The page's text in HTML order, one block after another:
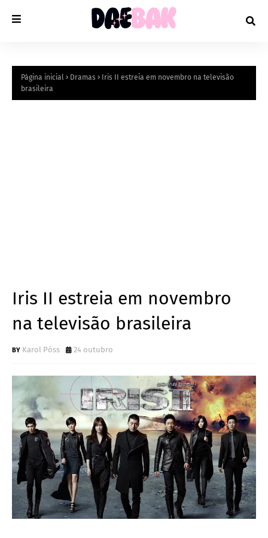
Página inicial Dramas
Iris II estreia em novembro na televisão
brasileira
Iris II estreia em novembro
na televisão brasileira
Karol Póss 24 outubro